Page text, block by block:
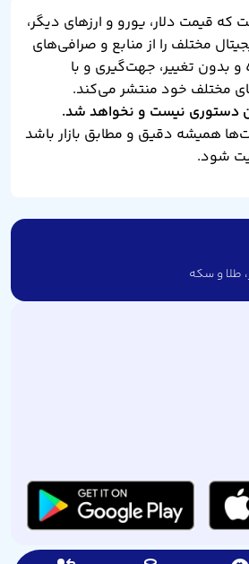
که قیمت دلار، یورو و ارزهای دیگر،
مختلف را از منابع و صرافی‌های
بدون تغییر، جهت‌گیری و با
مختلف خود منتشر می‌کند.
دستوری نیست و نخواهد شد.
همیشه دقیق و مطابق بازار باشد
شود.
طلا و سکه